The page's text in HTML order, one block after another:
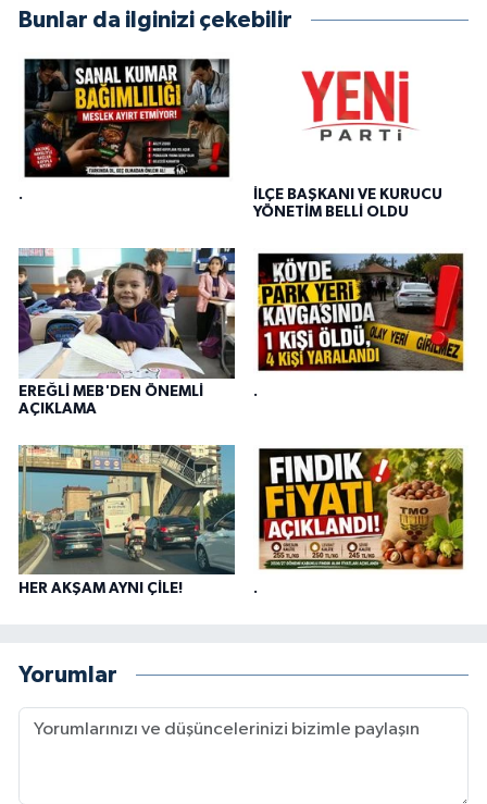
Bunlar da ilginizi çekebilir
.
İLÇE BAŞKANI VE KURUCU
YÖNETİM BELLİ OLDU
EREĞLİ MEB'DEN ÖNEMLİ
AÇIKLAMA
.
HER AKŞAM AYNI ÇİLE! .
Yorumlar